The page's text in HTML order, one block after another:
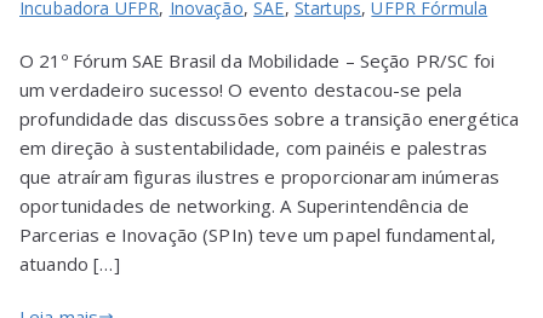
Incubadora UFPR, Inovação,SAE, Startups,UFPR Fórmula
O 21º Fórum SAE Brasil da Mobilidade – Seção PR/SC foi
um verdadeiro sucesso! O evento destacou-se pela
profundidade das discussões sobre a transição energética
em direção à sustentabilidade, com painéis e palestras
que atraíram figuras ilustres e proporcionaram inúmeras
oportunidades de networking. A Superintendência de
Parcerias e Inovação (SPIn) teve um papel fundamental,
atuando […]